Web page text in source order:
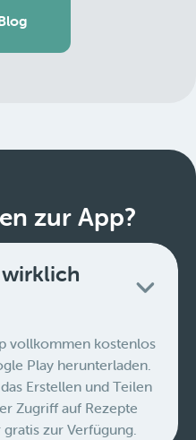
zur App?
wirklich
vollkommen kostenlos
Play herunterladen.
Erstellen und Teilen
Zugriff auf Rezepte
zur Verfügung.